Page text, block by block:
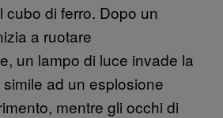
cubo di ferro. Dopo un
a ruotare
un lampo di luce invade la
ad un esplosione
mentre gli occhi di